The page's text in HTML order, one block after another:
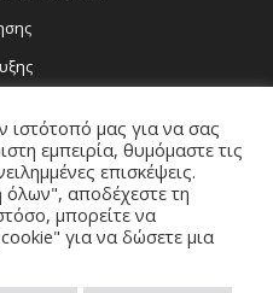
ιστότοπό μας για να σας
εμπειρία, θυμόμαστε τις
επισκέψεις.
όλων", αποδέχεστε τη
μπορείτε να
για να δώσετε μια